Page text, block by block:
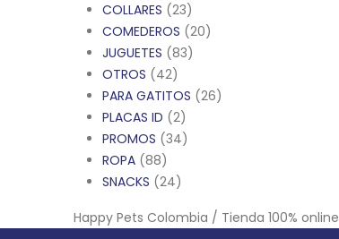
COLLARES (23)
COMEDEROS (20)
JUGUETES (83)
OTROS (42)
PARA GATITOS (26)
PLACAS ID (2)
PROMOS (34)
ROPA (88)
SNACKS (24)
Happy Pets Colombia / Tienda 100% online